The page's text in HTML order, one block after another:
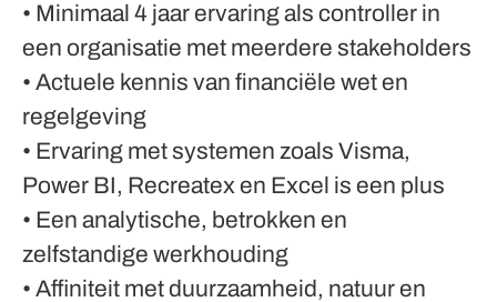
• Minimaal 4 jaar ervaring als controller in
een organisatie met meerdere stakeholders
• Actuele kennis van financiële wet en
regelgeving
• Ervaring met systemen zoals Visma,
Power BI, Recreatex en Excel is een plus
• Een analytische, betrokken en
zelfstandige werkhouding
• Affiniteit met duurzaamheid, natuur en